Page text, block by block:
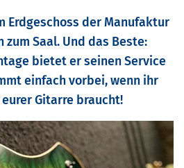
Erdgeschoss der Manufaktur
zum Saal. Und das Beste:
bietet er seinen Service
einfach vorbei, wenn ihr
Gitarre braucht!